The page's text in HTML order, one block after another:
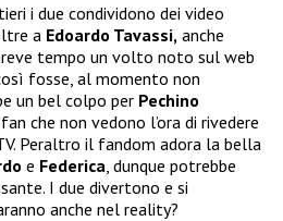
i due condividono dei video
a Edoardo Tavassi, anche
tempo un volto noto sul web
fosse, al momento non
un bel colpo per Pechino
che non vedono l’ora di rivedere
Peraltro il fandom adora la bella
e Federica , dunque potrebbe
I due divertono e si
anche nel reality?